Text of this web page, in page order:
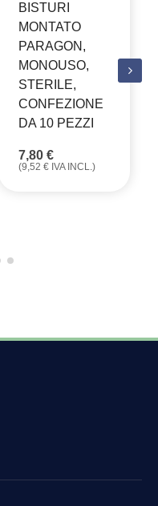
BISTURI
MONTATO
PARAGON,
MONOUSO,
STERILE,
CONFEZIONE
DA 10 PEZZI
7,80 €
(9,52 € IVA INCL.)